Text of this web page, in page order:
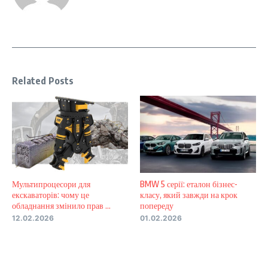
Related Posts
Мультипроцесори для
екскаваторів: чому це
обладнання змінило прав ...
12.02.2026
BMW 5 серії: еталон бізнес-
класу, який завжди на крок
попереду
01.02.2026